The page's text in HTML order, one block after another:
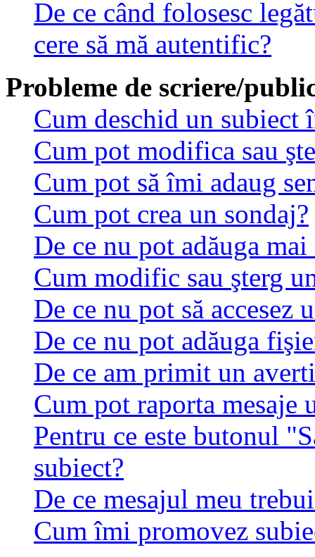
De ce când folosesc
cere să mă autentific?
Probleme de scriere/
Cum deschid un subiect
Cum pot modifica sau
Cum pot să îmi adaug
Cum pot crea un sondaj?
De ce nu pot adăuga
Cum modific sau şterg
De ce nu pot să accesez
De ce nu pot adăuga
De ce am primit un
Cum pot raporta mesaje
Pentru ce este butonul
subiect?
De ce mesajul meu
Cum îmi promovez